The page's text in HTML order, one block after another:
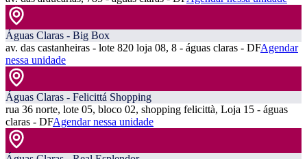
Águas Claras - Big Box
av. das castanheiras - lote 820 loja 08, 8 - águas claras - DFAgendar
nessa unidade
Águas Claras - Felicittá Shopping
rua 36 norte, lote 05, bloco 02, shopping felicittà, Loja 15 - águas
claras - DFAgendar nessa unidade